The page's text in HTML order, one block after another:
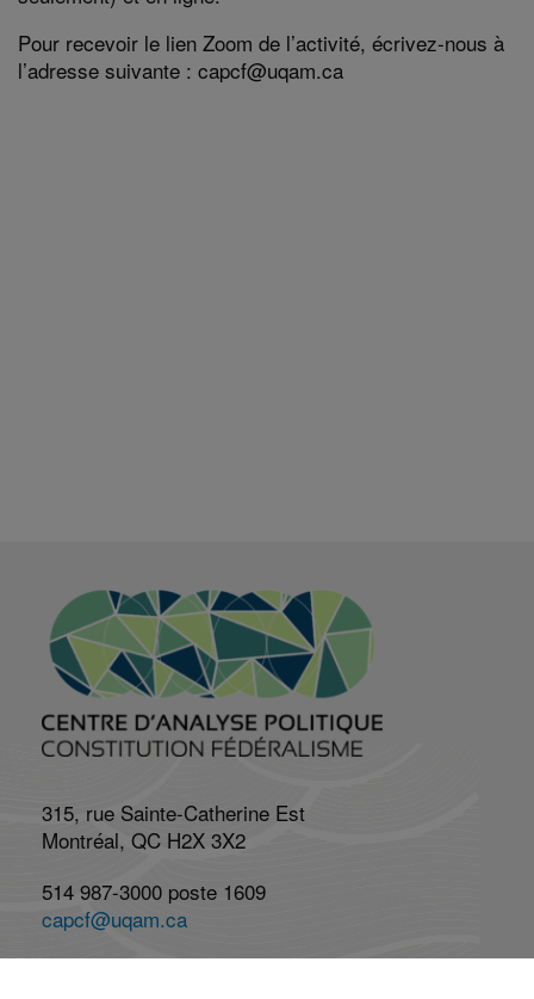
Pour recevoir le lien Zoom de l’activité, écrivez-nous à
l’adresse suivante : capcf@uqam.ca
315, rue Sainte-Catherine Est
Montréal, QC H2X 3X2
514 987-3000 poste 1609
capcf@uqam.ca